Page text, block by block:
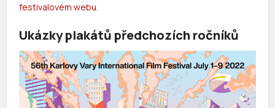
festivalovém webu
Ukázky plakátů předchozích ročníků